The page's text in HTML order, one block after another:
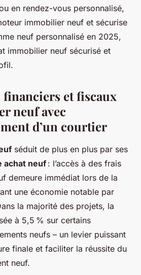
en rendez-vous personnalisé,
immobilier neuf et sécurise
neuf personnalisé en 2025,
immobilier neuf sécurisé et
financiers et fiscaux
neuf avec
d’un courtier
séduit de plus en plus par ses
achat neuf : l’accès à des frais
demeure immédiat lors de la
une économie notable par
la majorité des projets, la
à 5,5 % sur certains
neufs – un levier puissant
finale et faciliter la réussite du
neuf.